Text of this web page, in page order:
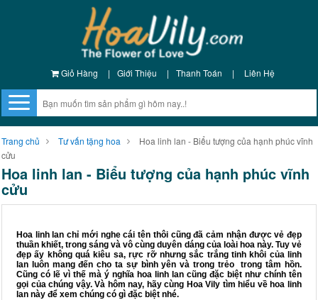
Giỏ Hàng | Giới Thiệu | Thanh Toán | Liên Hệ
Trang chủ Tư vấn tặng hoa
Hoa linh lan - Biểu tượng của hạnh phúc vĩnh
cửu
Hoa linh lan - Biểu tượng của hạnh phúc vĩnh
cửu
Hoa linh lan chỉ mới nghe cái tên thôi cũng đã cảm nhận được vẻ đẹp
thuần khiết, trong sáng và vô cùng duyên dáng của loài hoa này. Tuy vẻ
đẹp ấy không quá kiêu sa, rực rỡ nhưng sắc trắng tinh khôi của linh
lan luôn mang đến cho ta sự bình yên và trong trẻo trong tâm hồn.
Cũng có lẽ vì thế mà ý nghĩa hoa linh lan cũng đặc biệt như chính tên
gọi của chúng vậy. Và hôm nay, hãy cùng Hoa Vily tìm hiểu về hoa linh
lan này để xem chúng có gì đặc biệt nhé.